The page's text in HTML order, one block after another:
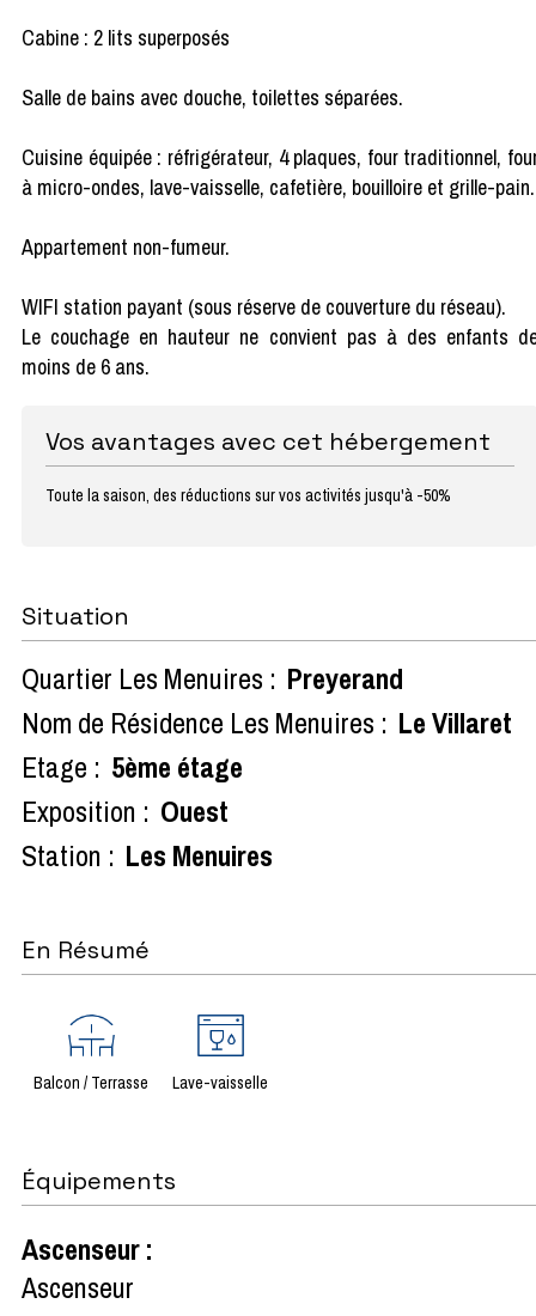
Cabine : 2 lits superposés
Salle de bains avec douche, toilettes séparées.
Cuisine équipée : réfrigérateur, 4 plaques, four traditionnel,
à micro-ondes, lave-vaisselle, cafetière, bouilloire et grille-pain.
Appartement non-fumeur.
WIFI station payant (sous réserve de couverture du réseau).
Le couchage en hauteur ne convient pas à des enfants
moins de 6 ans.
Vos avantages avec cet hébergement
Toute la saison, des réductions sur vos activités jusqu'à -50%
Situation
Quartier Les Menuires : Preyerand
Nom de Résidence Les Menuires : Le Villaret
Etage : 5ème étage
Exposition : Ouest
Station : Les Menuires
En Résumé
Balcon / Terrasse Lave-vaisselle
Équipements
Ascenseur:
Ascenseur